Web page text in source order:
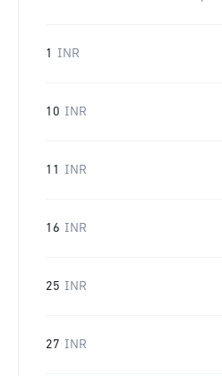
1 INR
10 INR
11 INR
16 INR
25 INR
27 INR